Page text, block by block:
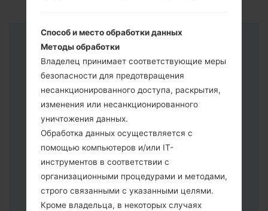
Инструкции
Способ и место обработки данных
Методы обработки
Владелец принимает соответствующие меры
безопасности для предотвращения
несанкционированного доступа, раскрытия,
изменения или несанкционированного
уничтожения данных.
Обработка данных осуществляется с
помощью компьютеров и/или IT-
инструментов в соответствии с
организационными процедурами и методами,
строго связанными с указанными целями.
Кроме владельца, в некоторых случаях